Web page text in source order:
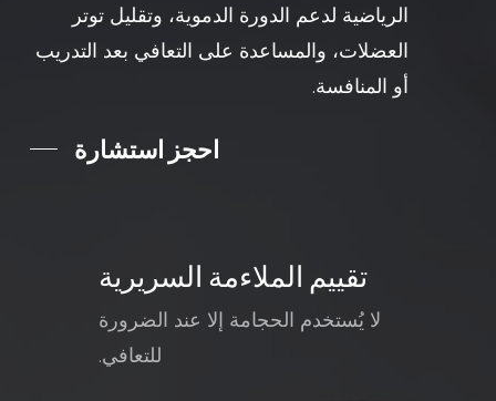
الرياضية لدعم الدورة الدموية، وتقليل توتر
العضلات، والمساعدة على التعافي بعد التدريب
أو المنافسة.
احجز استشارة
تقييم الملاءمة السريرية
لا يُستخدم الحجامة إلا عند الضرورة
للتعافي.